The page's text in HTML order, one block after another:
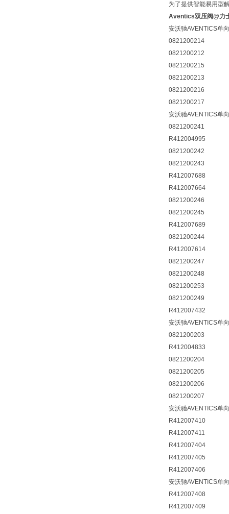
为了提供智能易用型
Aventics双压阀@力
安沃驰AVENTICS单
0821200214
0821200212
0821200215
0821200213
0821200216
0821200217
安沃驰AVENTICS单
0821200241
R412004995
0821200242
0821200243
R412007688
R412007664
0821200246
0821200245
R412007689
0821200244
R412007614
0821200247
0821200248
0821200253
0821200249
R412007432
安沃驰AVENTICS单
0821200203
R412004833
0821200204
0821200205
0821200206
0821200207
安沃驰AVENTICS单
R412007410
R412007411
R412007404
R412007405
R412007406
安沃驰AVENTICS单
R412007408
R412007409